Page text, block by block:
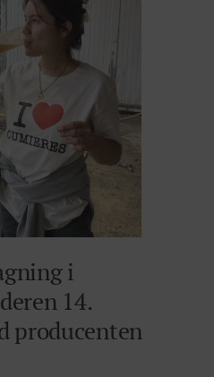
i
14.
producenten